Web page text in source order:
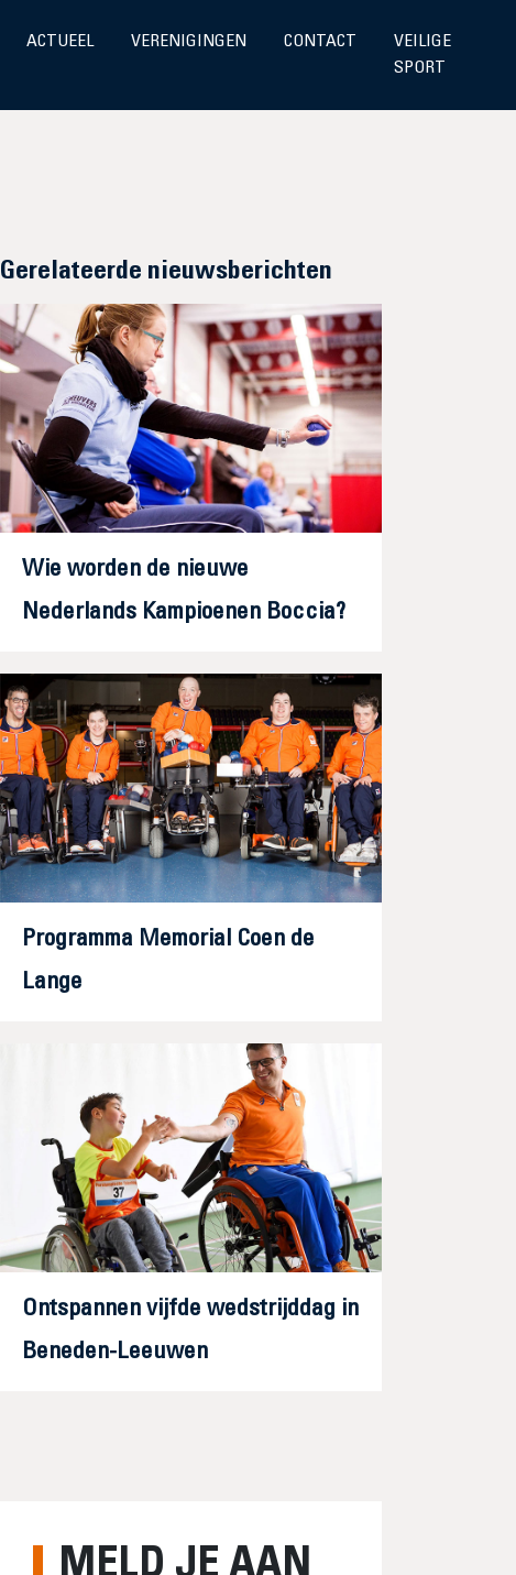
ACTUEEL VERENIGINGEN CONTACT
VEILIGE
SPORT
Gerelateerde nieuwsberichten
Wie worden de nieuwe
Nederlands Kampioenen Boccia?
Programma Memorial Coen de
Lange
Ontspannen vijfde wedstrijddag in
Beneden-Leeuwen